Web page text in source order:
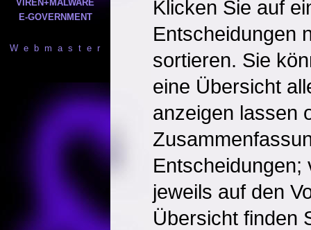
VIREN+MALWARE
E-GOVERNMENT
W e b m a s t e r
Klicken Sie auf
Entscheidungen
sortieren. Sie
eine Übersicht
anzeigen lassen
Entscheidungen;
jeweils auf den
Übersicht finden